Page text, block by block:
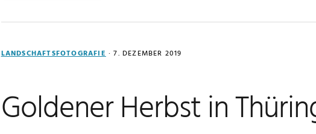
LANDSCHAFTSFOTOGRAFIE· 7. DEZEMBER 2019
Goldener Herbst in